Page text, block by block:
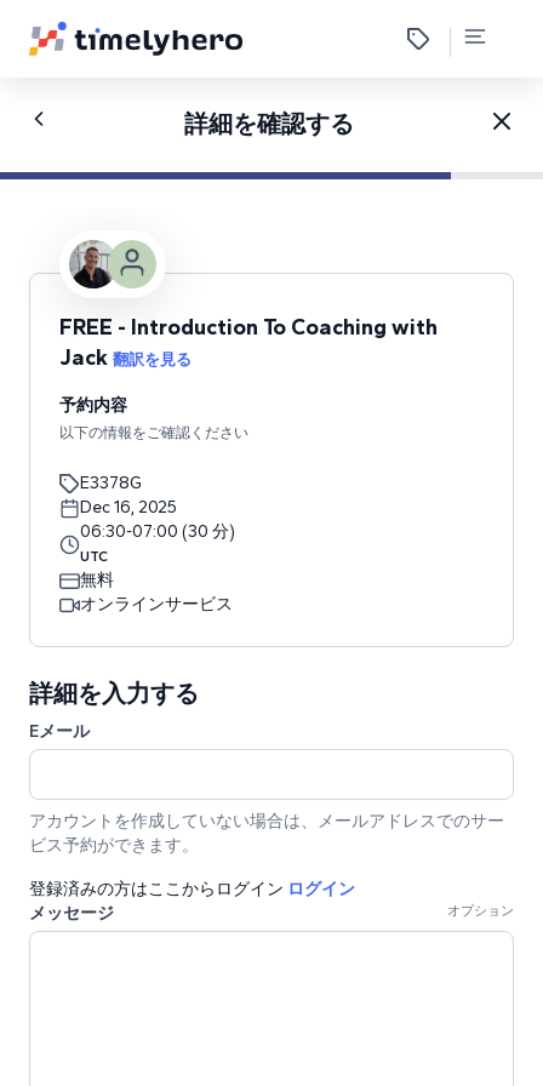
詳細を確認する
FREE - Introduction To Coaching with
Jack 翻訳を見る
予約内容
以下の情報をご確認ください
E3378G
Dec 16, 2025
06:30-07:00 (30 分)
UTC
無料
オンラインサービス
詳細を入力する
Eメール
アカウントを作成していない場合は、メールアドレスでのサー
ビス予約ができます。
登録済みの方はここからログイン ログイン
メッセージ
オプション